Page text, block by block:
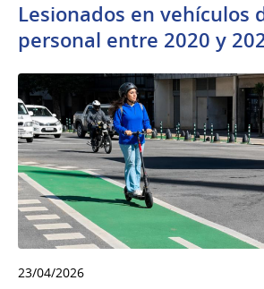
Lesionados en vehículos
personal entre 2020 y
23/04/2026